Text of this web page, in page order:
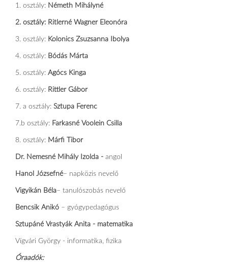
1. osztály: Németh Mihályné
2. osztály: Ritlerné Wagner Eleonóra
3. osztály: Kolonics Zsuzsanna Ibolya
4. osztály: Bódás Márta
5. osztály: Agócs Kinga
6. osztály: Rittler Gábor
7. a osztály: Sztupa Ferenc
7.b osztály: Farkasné Voolein Csilla
8. osztály: Márfi Tibor
Dr. Nemesné Mihály Izolda - angol
Hanol Józsefné– napközis nevelő
Vigyikán Béla– tanulószobás nevelő
Bencsik Anikó – gyógypedagógus
Sztupáné Vrastyák Anita - matematika
Vígvári György - informatika, fizika
Óraadók: